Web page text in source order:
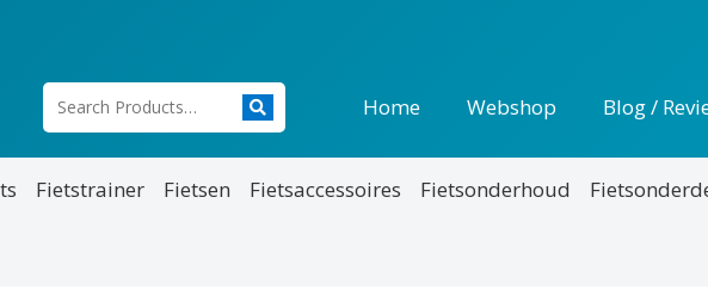
Home Webshop Blog /
Fietstrainer Fietsen Fietsaccessoires Fietsonderhoud